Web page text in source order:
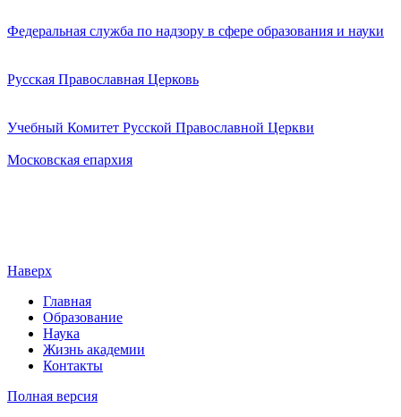
Федеральная служба по надзору в сфере образования и науки
Русская Православная Церковь
Учебный Комитет Русской Православной Церкви
Московская епархия
Наверх
Главная
Образование
Наука
Жизнь академии
Контакты
Полная версия